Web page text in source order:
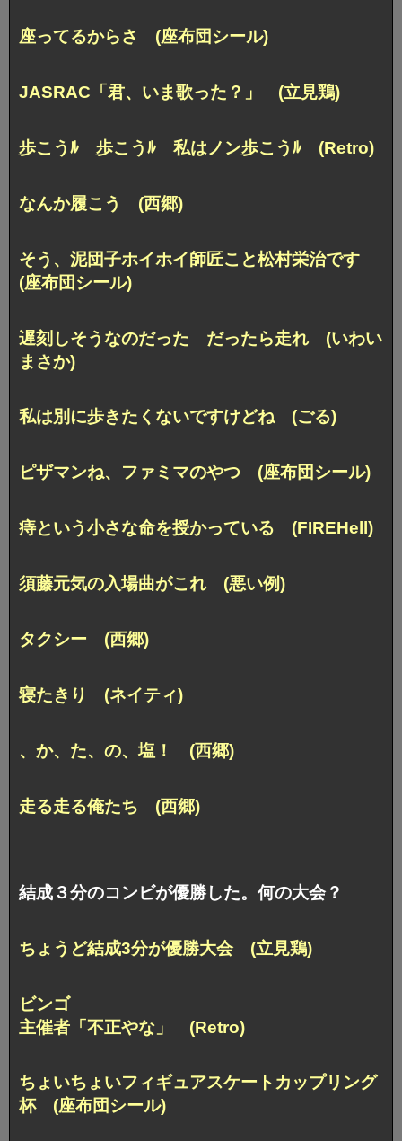
座ってるからさ (座布団シール)
JASRAC「君、いま歌った？」 (立見鶏)
歩こうﾙ 歩こうﾙ 私はノン歩こうﾙ (Retro)
なんか履こう (西郷)
そう、泥団子ホイホイ師匠こと松村栄治です
(座布団シール)
遅刻しそうなのだった だったら走れ (いわい
まさか)
私は別に歩きたくないですけどね (ごる)
ピザマンね、ファミマのやつ (座布団シール)
痔という小さな命を授かっている (FIREHell)
須藤元気の入場曲がこれ (悪い例)
タクシー (西郷)
寝たきり (ネイティ)
、か、た、の、塩！ (西郷)
走る走る俺たち (西郷)
結成３分のコンビが優勝した。何の大会？
ちょうど結成3分が優勝大会 (立見鶏)
ビンゴ
主催者「不正やな」 (Retro)
ちょいちょいフィギュアスケート カップリング
杯 (座布団シール)